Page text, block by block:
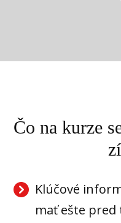
Čo na kurze
Klúčové
mať ešte pred